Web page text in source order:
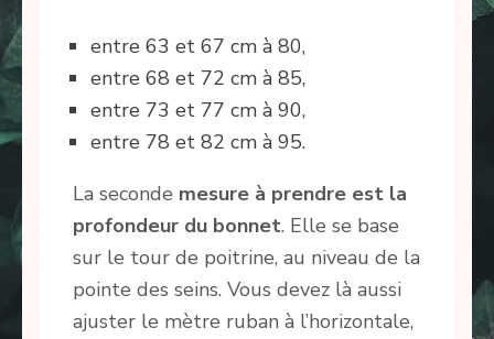
entre 63 et 67 cm à 80,
entre 68 et 72 cm à 85,
entre 73 et 77 cm à 90,
entre 78 et 82 cm à 95.
La seconde mesure à prendre est la
profondeur du bonnet. Elle se base
sur le tour de poitrine, au niveau de la
pointe des seins. Vous devez là aussi
ajuster le mètre ruban à l’horizontale,